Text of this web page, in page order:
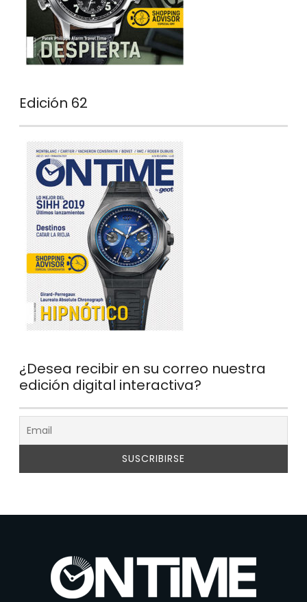
Edición 62
¿Desea recibir en su correo nuestra
edición digital interactiva?